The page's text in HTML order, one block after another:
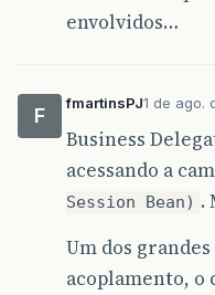
envolvidos…
F
fmartinsPJ1 de ago.
Business
acessando a
Session Bean) .
Um dos
acoplamento, o